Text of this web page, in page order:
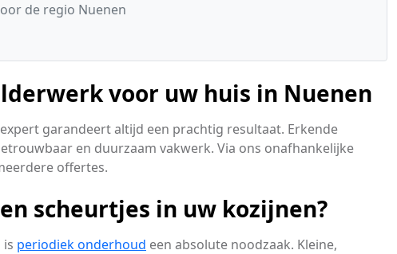
de regio Nuenen
voor uw huis in Nuenen
garandeert altijd een prachtig resultaat. Erkende
en duurzaam vakwerk. Via ons onafhankelijke
offertes.
scheurtjes in uw kozijnen?
is periodiek onderhoud een absolute noodzaak. Kleine,